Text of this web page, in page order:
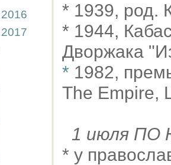
2016
2017
* 1939, род.
* 1944,
Дворжака
* 1982,
The Empire,
1 июля
* у